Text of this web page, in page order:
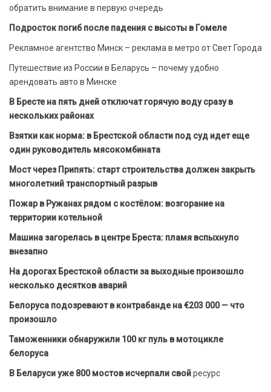
обратить внимание в первую очередь
Подросток погиб после падения с высоты в Гомеле
Рекламное агентство Минск – реклама в метро от Свет Города
Путешествие из России в Беларусь – почему удобно
арендовать авто в Минске
В Бресте на пять дней отключат горячую воду сразу в
нескольких районах
Взятки как норма: в Брестской области под суд идет еще
один руководитель мясокомбината
Мост через Припять: старт строительства должен закрыть
многолетний транспортный разрыв
Пожар в Ружанах рядом с костёлом: возгорание на
территории котельной
Машина загорелась в центре Бреста: пламя вспыхнуло
внезапно
На дорогах Брестской области за выходные произошло
несколько десятков аварий
Белоруса подозревают в контрабанде на €203 000 — что
произошло
Таможенники обнаружили 100 кг пуль в мотоцикле
белоруса
В Беларуси уже 800 мостов исчерпали свойресурс